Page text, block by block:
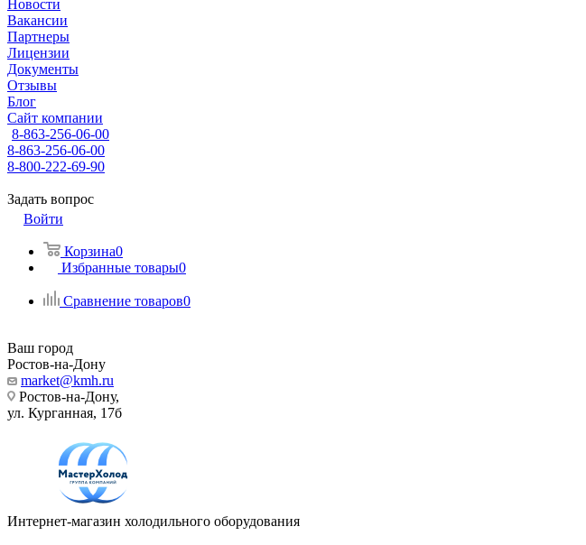
Новости
Вакансии
Партнеры
Лицензии
Документы
Отзывы
Блог
Сайт компании
8-863-256-06-00
8-863-256-06-00
8-800-222-69-90
Задать вопрос
Войти
Корзина0
Избранные товары0
Сравнение товаров0
Ваш город
Ростов-на-Дону
market@kmh.ru
Ростов-на-Дону,
ул. Курганная, 17б
Интернет-магазин холодильного оборудования